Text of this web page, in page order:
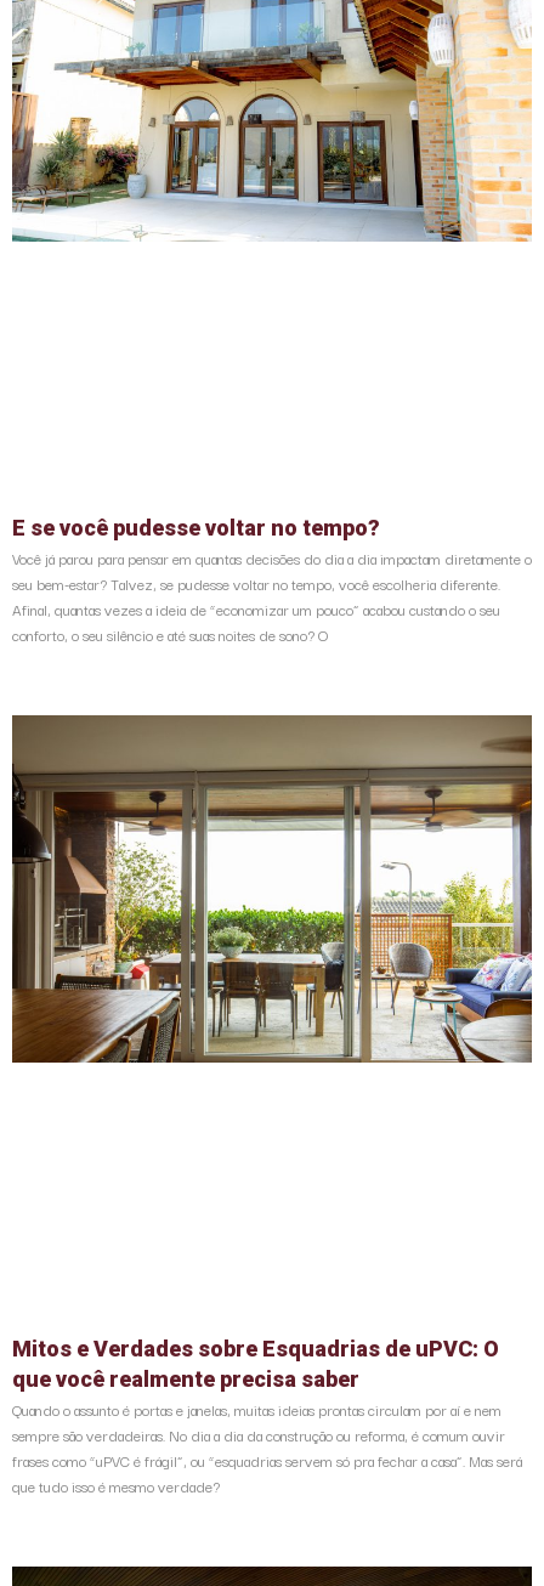
E se você pudesse voltar no tempo?
Você já parou para pensar em quantas decisões do dia a dia impactam diretamente o
seu bem-estar? Talvez, se pudesse voltar no tempo, você escolheria diferente.
Afinal, quantas vezes a ideia de “economizar um pouco” acabou custando o seu
conforto, o seu silêncio e até suas noites de sono? O
Mitos e Verdades sobre Esquadrias de uPVC: O
que você realmente precisa saber
Quando o assunto é portas e janelas, muitas ideias prontas circulam por aí e nem
sempre são verdadeiras. No dia a dia da construção ou reforma, é comum ouvir
frases como “uPVC é frágil”, ou “esquadrias servem só pra fechar a casa”. Mas será
que tudo isso é mesmo verdade?